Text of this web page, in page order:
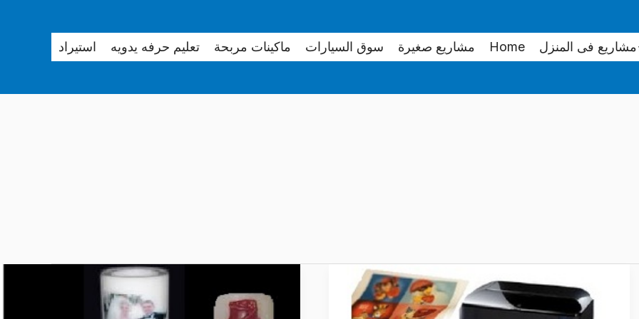
مشاريع فى المنزل Home مشاريع صغيرة سوق السيارات ماكينات مربحة تعليم حرفه يدويه استيراد
طباعة
الاسم,الصور
طباعة
الصور